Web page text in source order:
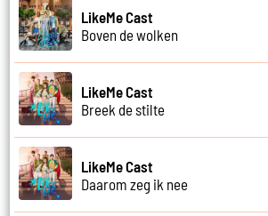
LikeMe Cast
Boven de wolken
LikeMe Cast
Breek de stilte
LikeMe Cast
Daarom zeg ik nee